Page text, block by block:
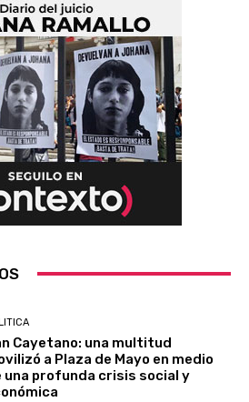
Cayetano: una multitud
a Plaza de Mayo en medio
una profunda crisis social y